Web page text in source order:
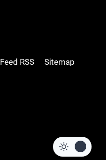
Feed RSS Sitemap